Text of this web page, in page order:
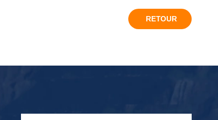
RETOUR